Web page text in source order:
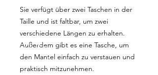
Sie verfügt über zwei Taschen in der
Taille und ist faltbar, um zwei
verschiedene Längen zu erhalten.
Außerdem gibt es eine Tasche, um
den Mantel einfach zu verstauen und
praktisch mitzunehmen.